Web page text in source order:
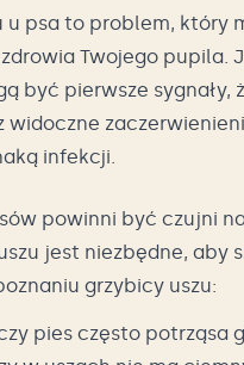
u psa to problem, który
Twojego pupila.
być pierwsze
widoczne
infekcji.
powinni być czujni
jest niezbędne,
grzybicy uszu:
pies często potrząsa